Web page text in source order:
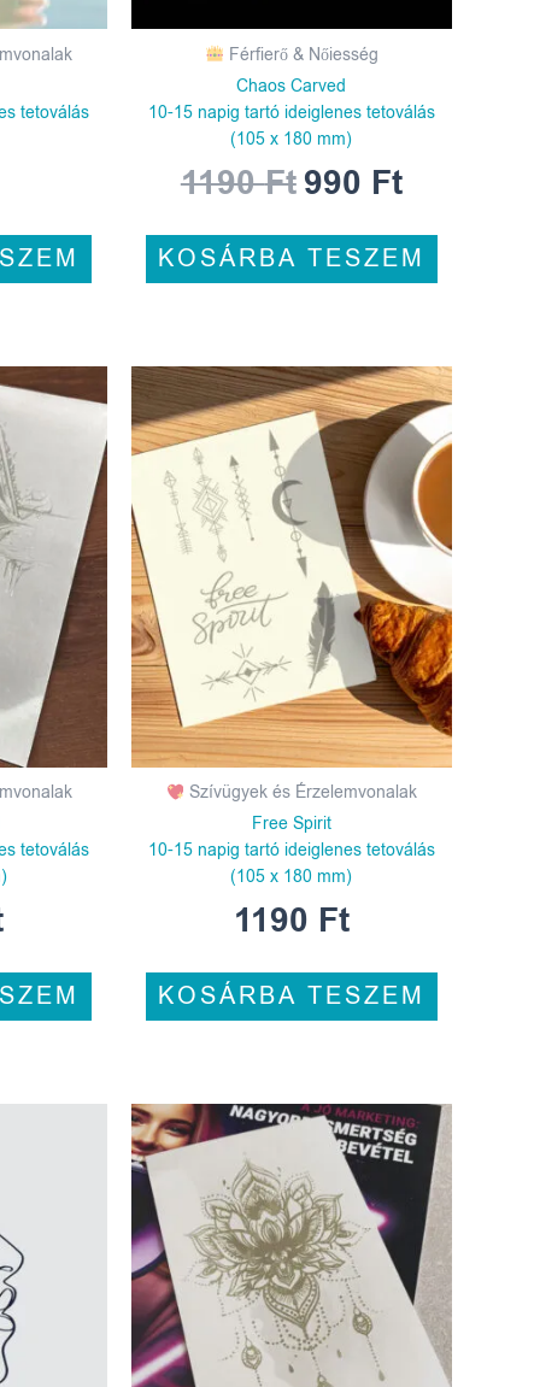
tetoválás
Férfierő & Nőiesség
Chaos Carved
10-15 napig tartó ideiglenes tetoválás
(105 x 180 mm)
1190Ft990 Ft
KOSÁRBA TESZEM
tetoválás
Szívügyek és Érzelemvonalak
Free Spirit
10-15 napig tartó ideiglenes tetoválás
(105 x 180 mm)
1190 Ft
KOSÁRBA TESZEM